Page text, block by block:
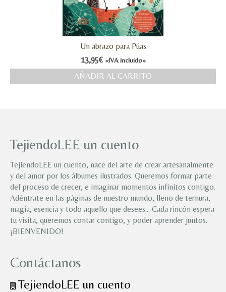
Un abrazo para Púas
13,95€ «IVA incluido»
AÑADIR AL CARRITO
TejiendoLEE un cuento
TejiendoLEE un cuento, nace del arte de crear artesanalmente
y del amor por los álbumes ilustrados. Queremos formar parte
del proceso de crecer, e imaginar momentos infinitos contigo.
Adéntrate en las páginas de nuestro mundo, lleno de ternura,
magia, esencia y todo aquello que desees… Cada rincón espera
tu visita, queremos contar contigo, y poder aprender juntos.
¡BIENVENIDO!
Contáctanos
TejiendoLEE un cuento